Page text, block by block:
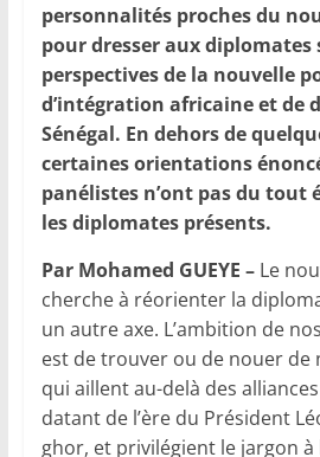
personnalités proches du
pour dresser aux diplomates
perspectives de la nouvelle
d’intégration africaine et de
Sénégal. En dehors de
certaines orientations
panélistes n’ont pas du tout
les diplomates présents.
Par Mohamed GUEYE – Le
cherche à réorienter la
un autre axe. L’ambition de
est de trouver ou de nouer de
qui aillent au-delà des
datant de l’ère du Président
ghor, et privilégient le jargon